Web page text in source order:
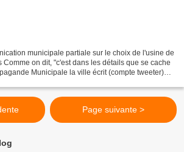
municipale partiale sur le choix de l'usine de
on dit, "c'est dans les détails que se cache
Municipale la ville écrit (compte tweeter)
Page suivante >